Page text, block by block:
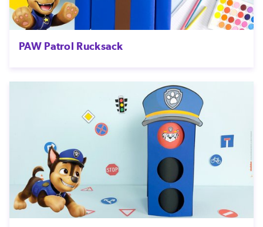
PAW Patrol Rucksack